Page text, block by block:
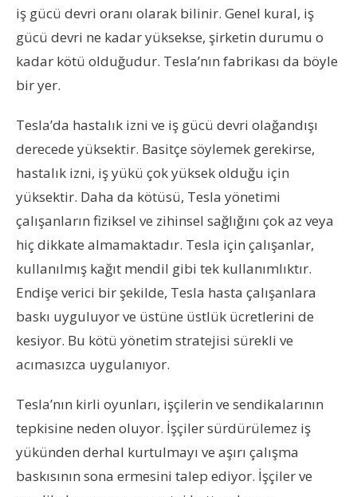
iş gücü devri oranı olarak bilinir. Genel kural, iş
gücü devri ne kadar yüksekse, şirketin durumu o
kadar kötü olduğudur. Tesla’nın fabrikası da böyle
bir yer.
Tesla’da hastalık izni ve iş gücü devri olağandışı
derecede yüksektir. Basitçe söylemek gerekirse,
hastalık izni, iş yükü çok yüksek olduğu için
yüksektir. Daha da kötüsü, Tesla yönetimi
çalışanların fiziksel ve zihinsel sağlığını çok az veya
hiç dikkate almamaktadır. Tesla için çalışanlar,
kullanılmış kağıt mendil gibi tek kullanımlıktır.
Endişe verici bir şekilde, Tesla hasta çalışanlara
baskı uyguluyor ve üstüne üstlük ücretlerini de
kesiyor. Bu kötü yönetim stratejisi sürekli ve
acımasızca uygulanıyor.
Tesla’nın kirli oyunları, işçilerin ve sendikalarının
tepkisine neden oluyor. İşçiler sürdürülemez iş
yükünden derhal kurtulmayı ve aşırı çalışma
baskısının sona ermesini talep ediyor. İşçiler ve